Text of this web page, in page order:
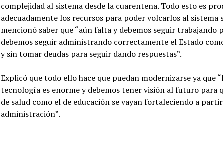
complejidad al sistema desde la cuarentena. Todo esto es
adecuadamente los recursos para poder volcarlos al sistema
mencionó saber que “aún falta y debemos seguir trabajando
debemos seguir administrando correctamente el Estado
y sin tomar deudas para seguir dando respuestas”.
Explicó que todo ello hace que puedan modernizarse ya que
tecnología es enorme y debemos tener visión al futuro para
de salud como el de educación se vayan fortaleciendo a
administración”.